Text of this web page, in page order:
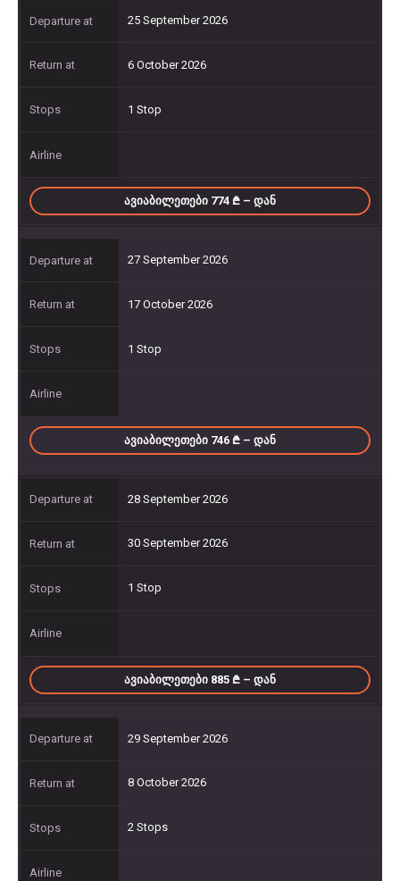
25 September 2026
6 October 2026
1 Stop
ᲐᲕᲘᲐᲑᲘᲚᲔᲗᲔᲑᲘ 774 – ᲓᲐᲜ
27 September 2026
17 October 2026
1 Stop
ᲐᲕᲘᲐᲑᲘᲚᲔᲗᲔᲑᲘ 746 – ᲓᲐᲜ
28 September 2026
30 September 2026
1 Stop
ᲐᲕᲘᲐᲑᲘᲚᲔᲗᲔᲑᲘ 885 – ᲓᲐᲜ
29 September 2026
8 October 2026
2 Stops